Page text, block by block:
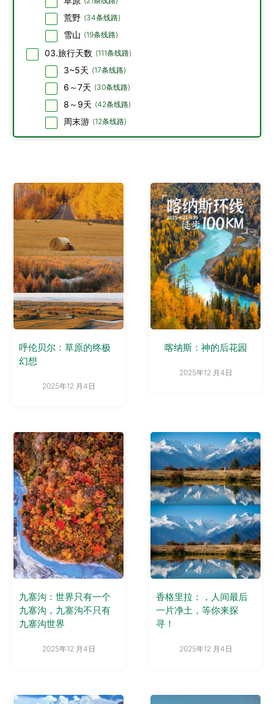
荒野 (34条线路)
雪山 (19条线路)
03.旅行天数 (111条线路)
3~5天 (17条线路)
6～7天 (30条线路)
8～9天 (42条线路)
周末游 (12条线路)
呼伦贝尔：草原的终极
幻想
2025年12 月4日
喀纳斯：神的后花园
2025年12 月4日
九寨沟：世界只有一个
九寨沟，九寨沟不只有
九寨沟世界
2025年12 月4日
香格里拉：，人间最后
一片净土，等你来探
寻！
2025年12 月4日